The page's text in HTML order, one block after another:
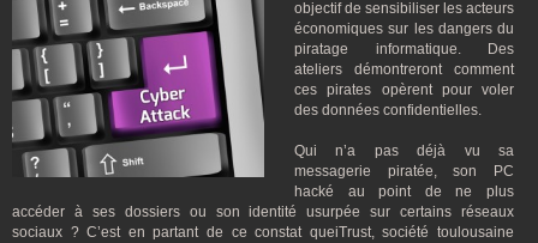
objectif de sensibiliser les acteurs
économiques sur les dangers du
piratage informatique. Des
ateliers démontreront comment
ces pirates opèrent pour voler
des données confidentielles.
Qui n’a pas déjà vu sa
messagerie piratée, son PC
hacké au point de ne plus
accéder à ses dossiers ou son identité usurpée sur certains réseaux
sociaux ? C’est en partant de ce constat queiTrust, société toulousaine